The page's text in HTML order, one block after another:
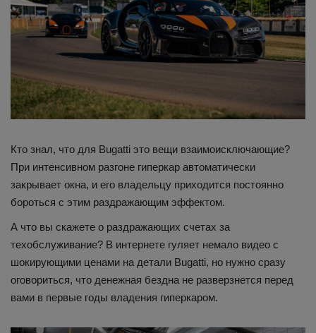
Кто знал, что для Bugatti это вещи взаимоисключающие?
При интенсивном разгоне гиперкар автоматически
закрывает окна, и его владельцу приходится постоянно
бороться с этим раздражающим эффектом.
А что вы скажете о раздражающих счетах за
техобслуживание? В интернете гуляет немало видео с
шокирующими ценами на детали Bugatti, но нужно сразу
оговориться, что денежная бездна не разверзнется перед
вами в первые годы владения гиперкаром.